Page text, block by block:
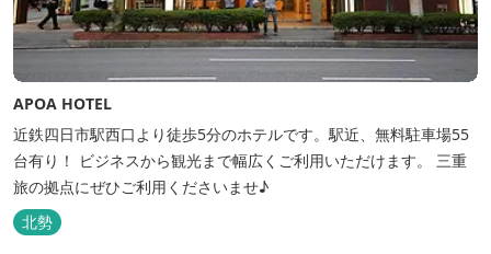
APOA HOTEL
近鉄四日市駅西口より徒歩5分のホテルです。駅近、無料駐車場55
台有り！ ビジネスから観光まで幅広くご利用いただけます。 三重
旅の拠点にぜひご利用くださいませ♪
北勢